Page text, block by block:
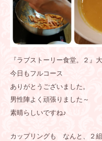
『ラブストーリー食堂。２』
今日もフルコース
ありがとうございました。
男性陣よく頑張りました～
素晴らしいですね♪
カップリングも なんと、２